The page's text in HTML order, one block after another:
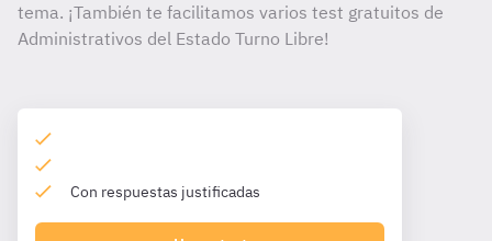
tema. ¡También te facilitamos varios test gratuitos de
Administrativos del Estado Turno Libre!
Con respuestas justificadas